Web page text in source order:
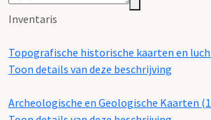
Inventaris
Topografische historische kaarten en
Toon details van deze beschrijving
Archeologische en Geologische Kaarten